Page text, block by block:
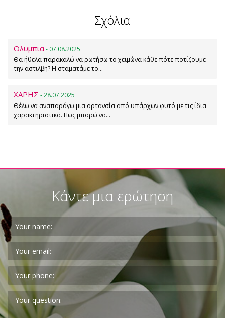
Σχόλια
Ολυμπια- 07.08.2025
Θα ήθελα παρακαλώ να ρωτήσω το χειμώνα κάθε πότε ποτίζουμε
την αστιλβη? Η σταματάμε το…
ΧΑΡΗΣ - 28.07.2025
Θέλω να αναπαράγω μια ορτανσία από υπάρχων φυτό με τις ίδια
χαρακτηριστικά. Πως μπορώ να…
Κάντε μια ερώτηση